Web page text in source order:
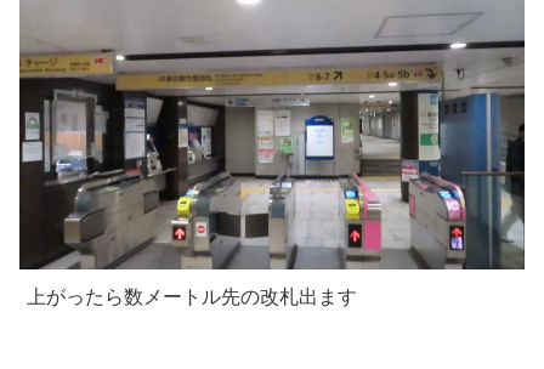
上がったら数メートル先の改札出ます